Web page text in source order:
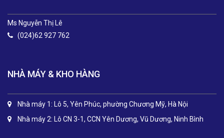
Ms Nguyễn Thị Lê
(024)62 927 762
NHÀ MÁY & KHO HÀNG
Nhà máy 1: Lô 5, Yên Phúc, phường Chương Mỹ, Hà Nội
Nhà máy 2: Lô CN 3-1, CCN Yên Dương, Vũ Dương, Ninh Bình